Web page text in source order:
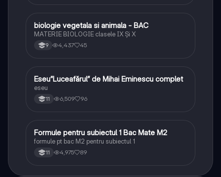
Biologie
biologie vegetala si animala - BAC
MATERIE BIOLOGIE clasele IX Şi X
9 4,437 45
Limba și literatura română
Eseu”Luceafărul” de Mihai Eminescu complet
eseu
11 6,509 96
Matematică
Formule pentru subiectul 1 Bac Mate M2
formule pt bac M2 pentru subiectul 1
11 4,975 89